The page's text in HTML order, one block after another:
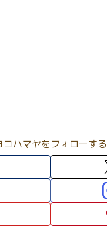
コハマヤをフォローする